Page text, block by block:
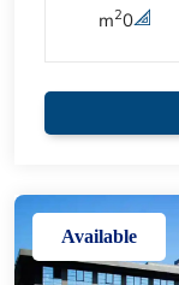
0
m2
Available